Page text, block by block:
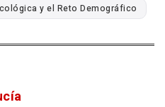
y el Reto Demográfico